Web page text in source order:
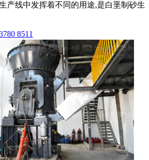
产线中发挥着不同的用途,是白垩制砂生
8511